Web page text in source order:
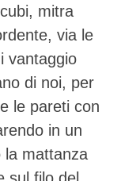
mitra
via le
vantaggio
di noi, per
le pareti con
in un
la mattanza
sul filo del